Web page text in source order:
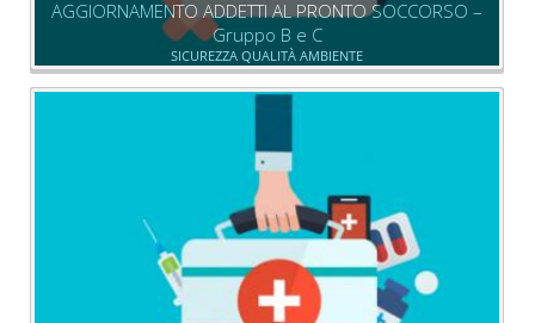
AGGIORNAMENTO ADDETTI AL PRONTO SOCCORSO –
Gruppo B e C
SICUREZZA QUALITÀ AMBIENTE